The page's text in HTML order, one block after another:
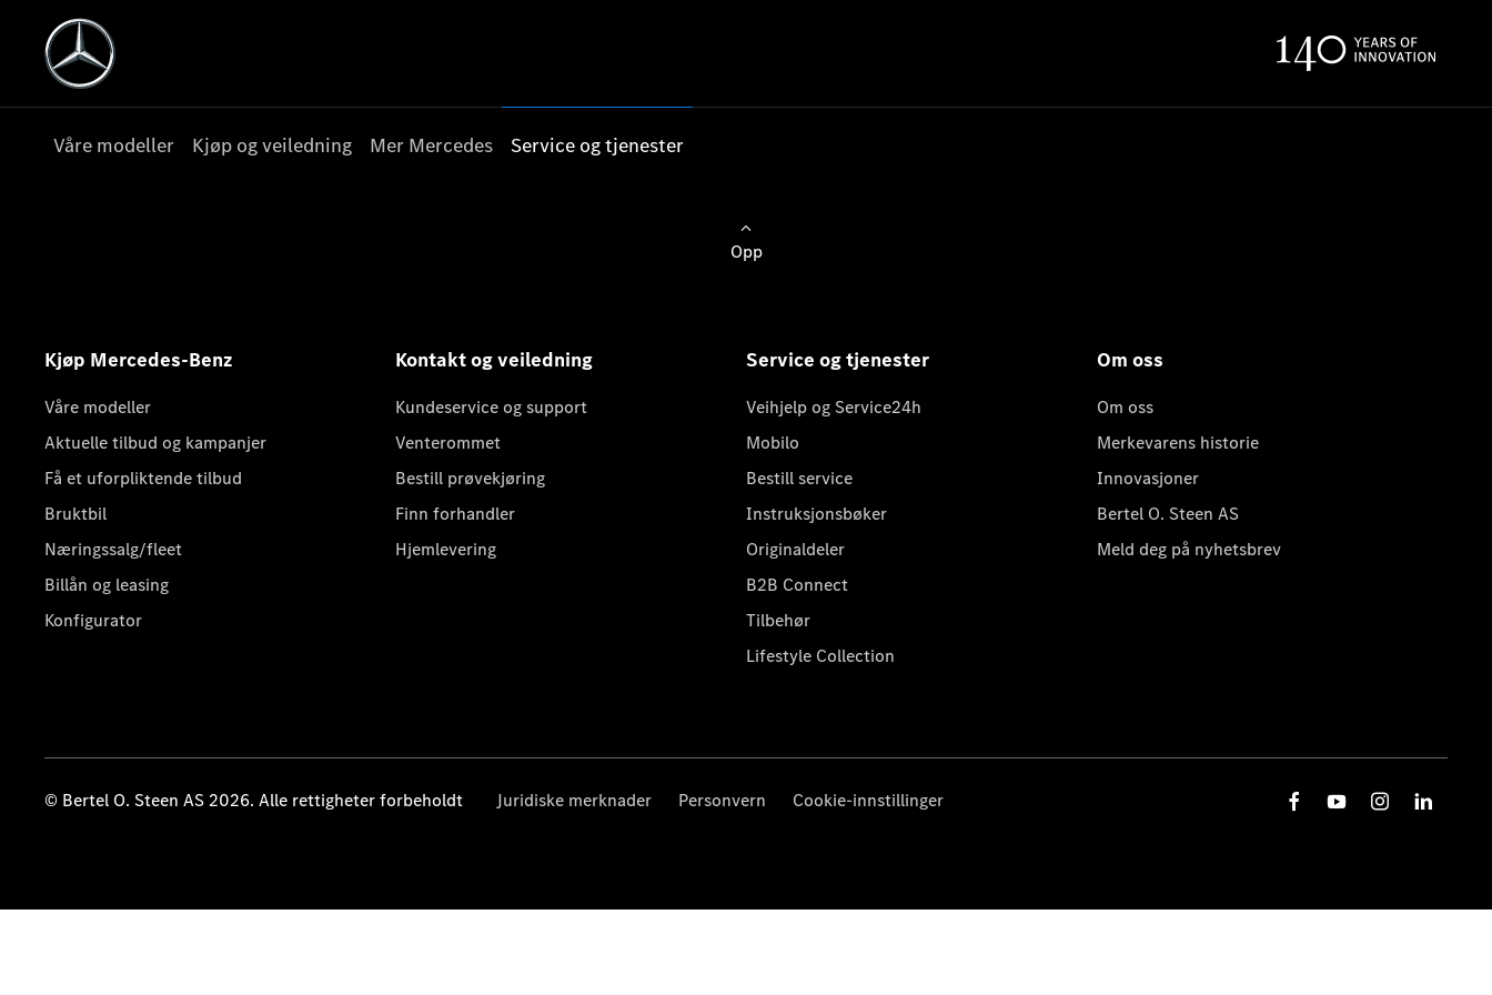
Våre modeller Kjøp og veiledning Mer Mercedes Service og tjenester
Opp
Kjøp Mercedes-Benz
Våre modeller
Aktuelle tilbud og kampanjer
Få et uforpliktende tilbud
Bruktbil
Næringssalg/fleet
Billån og leasing
Konfigurator
Kontakt og veiledning
Kundeservice og support
Venterommet
Bestill prøvekjøring
Finn forhandler
Hjemlevering
Service og tjenester
Veihjelp og Service24h
Mobilo
Bestill service
Instruksjonsbøker
Originaldeler
B2B Connect
Tilbehør
Lifestyle Collection
Om oss
Om oss
Merkevarens historie
Innovasjoner
Bertel O. Steen AS
Meld deg på nyhetsbrev
© Bertel O. Steen AS 2026. Alle rettigheter forbeholdt Juridiske merknader Personvern Cookie-innstillinger